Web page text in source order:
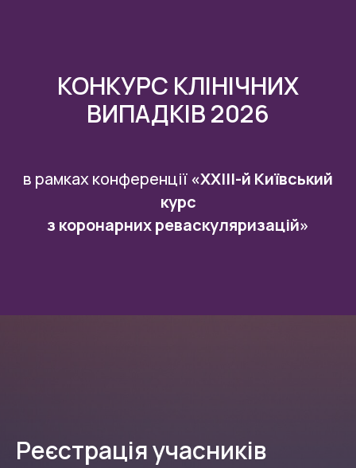
КОНКУРС КЛІНІЧНИХ
ВИПАДКІВ 2026
в рамках конференції«XXIII-й Київський
курс
з коронарних реваскуляризацій»
Реєстрація учасників